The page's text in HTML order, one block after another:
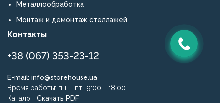
Металлообработка
Монтаж и демонтаж стеллажей
Контакты
+38 (067) 353-23-12
E-mail: info@storehouse.ua
Время работы: пн. - пт.: 9:00 - 18:00
Каталог: Скачать PDF